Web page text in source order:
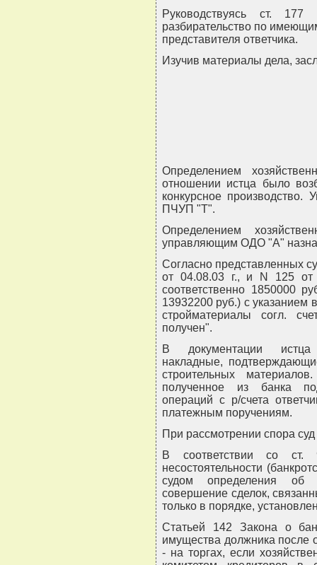
Руководствуясь ст.
разбирательство по
представителя ответчика.
Изучив материалы дела,
Определением
отношении истца было
конкурсное
ПЧУП "Т".
Определением
управляющим ОДО "А"
Согласно представленных
от 04.08.03 г., и N 125 от
соответственно 1850000
13932200 руб.) с указанием
стройматериалы согл.
получен".
В документации истца
накладные,
строительных
полученное из банка
операций с р/счета
платежным поручениям.
При рассмотрении спора
В соответствии со
несостоятельности
судом определения об
совершение сделок,
только в порядке,
Статьей 142 Закона о
имущества должника после
- на торгах, если